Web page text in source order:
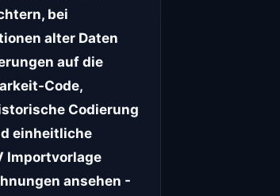
bei
alter Daten
auf die
Code,
Codierung
einheitliche
Importvorlage
ansehen -